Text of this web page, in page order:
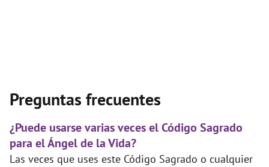
Preguntas frecuentes
¿Puede usarse varias veces el Código Sagrado
para el Ángel de la Vida?
Las veces que uses este Código Sagrado o cualquier